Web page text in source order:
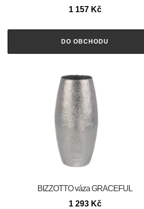
1 157 Kč
DO OBCHODU
BIZZOTTO váza GRACEFUL
1 293 Kč